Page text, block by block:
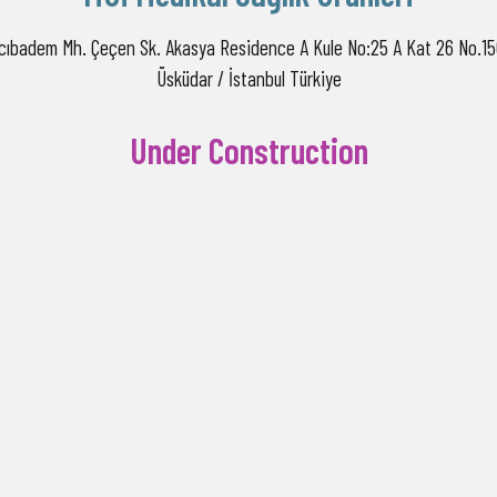
Mh. Çeçen Sk. Akasya Residence A Kule No:25 A Kat 26
Üsküdar / İstanbul Türkiye
Under Construction